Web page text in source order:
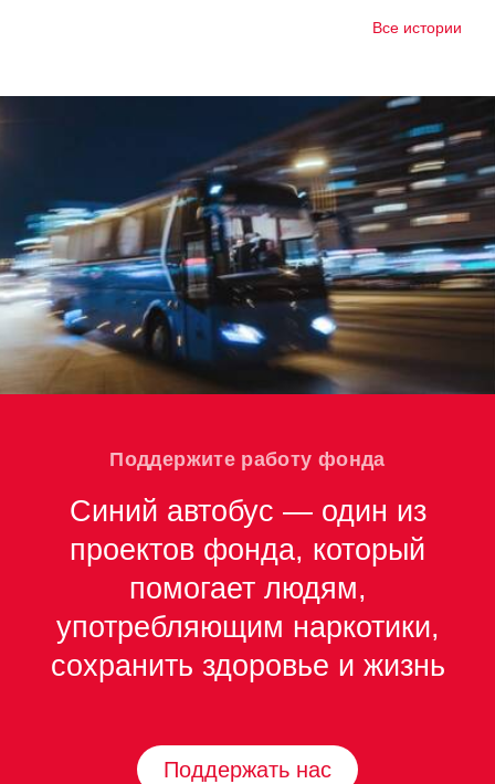
Все истории
Поддержите работу фонда
Синий автобус — один из
проектов фонда, который
помогает людям,
употребляющим наркотики,
сохранить здоровье и жизнь
Поддержать нас